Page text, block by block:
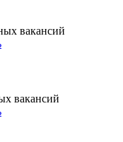
вакансий
вакансий